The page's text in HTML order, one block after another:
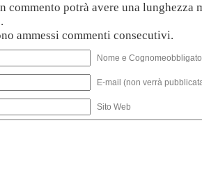
commento potrà avere una lunghezza
ammessi commenti consecutivi.
Nome e
E-mail (non verrà
Sito Web